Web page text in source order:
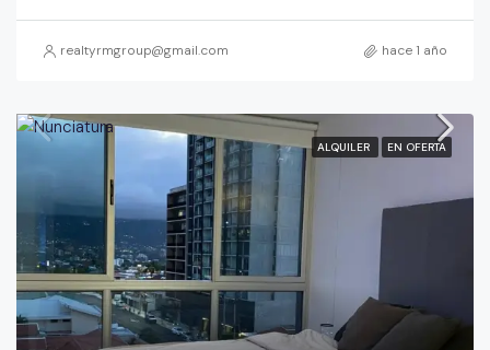
realtyrmgroup@gmail.com hace 1 año
ALQUILER EN OFERTA